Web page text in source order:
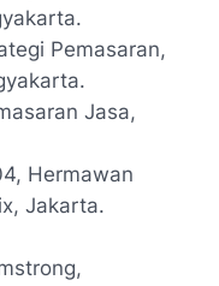
Pemasaran,
Jasa,
Hermawan
Jakarta.